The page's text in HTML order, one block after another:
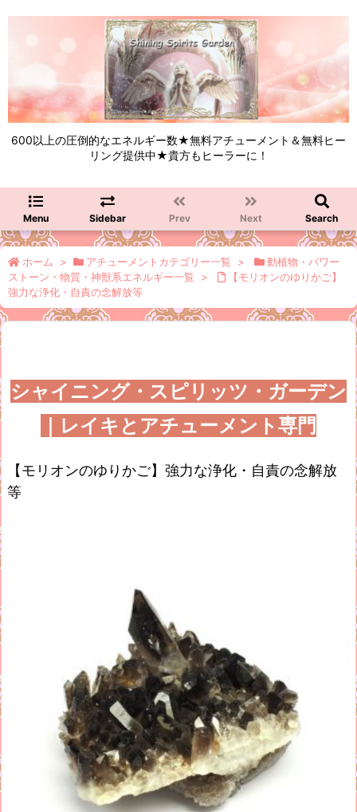
600以上の圧倒的なエネルギー数★無料アチューメント＆無料ヒー
リング提供中★貴方もヒーラーに！
Menu Sidebar Prev Next Search
ホーム > アチューメントカテゴリー一覧 >
動植物・パワー
ストーン・物質・神獣系エネルギー一覧
>
【モリオンのゆりかご】
強力な浄化・自責の念解放等
シャイニング・スピリッツ・ガーデン
｜レイキとアチューメント専門
【モリオンのゆりかご】強力な浄化・自責の念解放
等